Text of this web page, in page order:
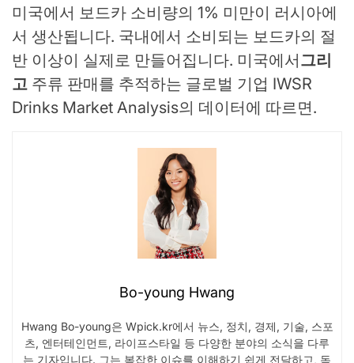
미국에서 보드카 소비량의 1% 미만이 러시아에
서 생산됩니다. 국내에서 소비되는 보드카의 절
반 이상이 실제로 만들어집니다. 미국에서그리
고 주류 판매를 추적하는 글로벌 기업 IWSR
Drinks Market Analysis의 데이터에 따르면.
Bo-young Hwang
Hwang Bo-young은 Wpick.kr에서 뉴스, 정치, 경제, 기술, 스포
츠, 엔터테인먼트, 라이프스타일 등 다양한 분야의 소식을 다루
는 기자입니다. 그는 복잡한 이슈를 이해하기 쉽게 전달하고, 독